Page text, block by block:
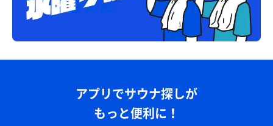
アプリでサウナ探しが
もっと便利に！